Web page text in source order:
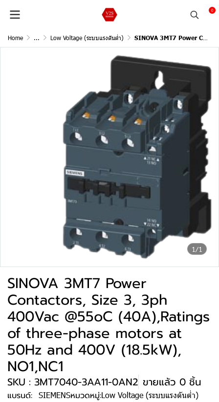
0
Home ... Low Voltage (ระบบแรงดันต่ำ) SINOVA 3MT7 Power Contactors, Size 3, 3ph 400Vac @55oC (40A),Ratings of three-phase motors at 50Hz and 400V (18.5kW), NO1,NC1
1/1
SINOVA 3MT7 Power
Contactors, Size 3, 3ph
400Vac @55oC (40A),Ratings
of three-phase motors at
50Hz and 400V (18.5kW),
NO1,NC1
SKU : 3MT7040-3AA11-0AN2 ขายแล้ว 0 ชิ้น
แบรนด์: SIEMENSหมวดหมู่:Low Voltage (ระบบแรงดันต่ำ)